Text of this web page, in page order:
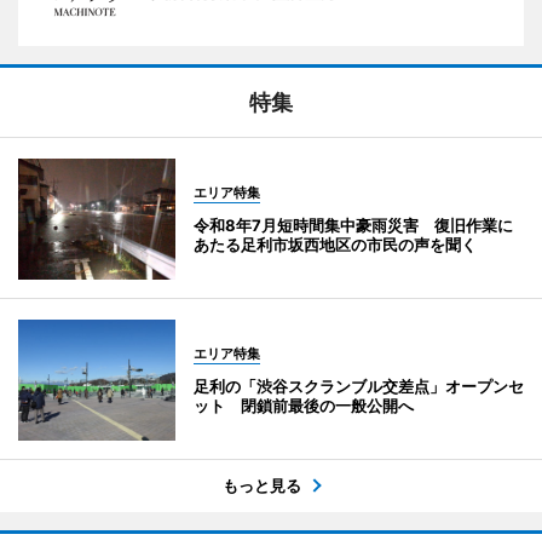
特集
エリア特集
令和8年7月短時間集中豪雨災害 復旧作業に
あたる足利市坂西地区の市民の声を聞く
エリア特集
足利の「渋谷スクランブル交差点」オープンセ
ット 閉鎖前最後の一般公開へ
もっと見る